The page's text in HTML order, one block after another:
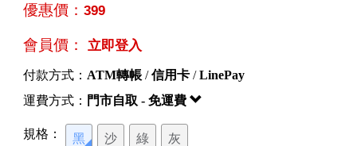
優惠價： 399
會員價： 立即登入
付款方式： ATM轉帳/信用卡/LinePay
運費方式： 門市自取 - 免運費
規格： 黑 沙 綠 灰